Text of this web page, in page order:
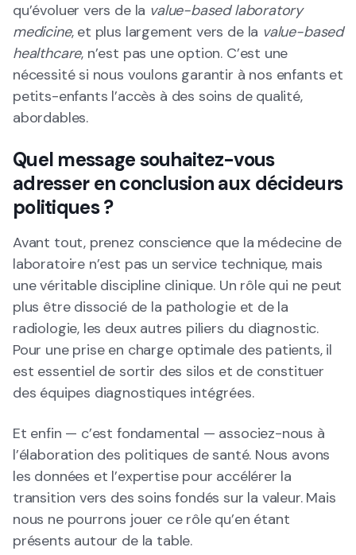
qu’évoluer vers de la value-based laboratory
medicine, et plus largement vers de la value-based
healthcare, n’est pas une option. C’est une
nécessité si nous voulons garantir à nos enfants et
petits-enfants l’accès à des soins de qualité,
abordables.
Quel message souhaitez-vous
adresser en conclusion aux décideurs
politiques ?
Avant tout, prenez conscience que la médecine de
laboratoire n’est pas un service technique, mais
une véritable discipline clinique. Un rôle qui ne peut
plus être dissocié de la pathologie et de la
radiologie, les deux autres piliers du diagnostic.
Pour une prise en charge optimale des patients, il
est essentiel de sortir des silos et de constituer
des équipes diagnostiques intégrées.
Et enfin — c’est fondamental — associez-nous à
l’élaboration des politiques de santé. Nous avons
les données et l’expertise pour accélérer la
transition vers des soins fondés sur la valeur. Mais
nous ne pourrons jouer ce rôle qu’en étant
présents autour de la table.